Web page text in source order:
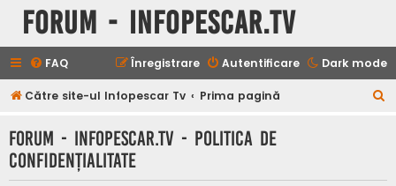
Forum - InfoPescar.Tv
Dark mode
FAQ Autentificare
Înregistrare
Către site-ul Infopescar Tv Prima pagină
Forum - InfoPescar.Tv - Politica de
confidenţialitate